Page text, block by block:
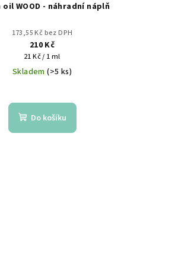
oil WOOD - náhradní náplň
173,55 Kč bez DPH
210 Kč
Měrná
cena:
21 Kč / 1 ml
Skladem(>5 ks)
Do košíku